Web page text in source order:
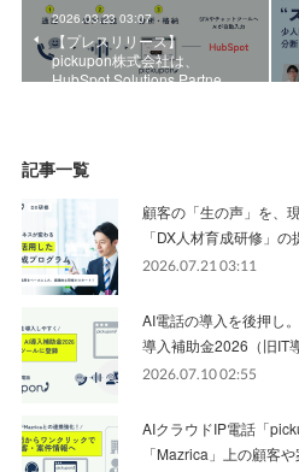
2026.03.23 03:07
【プレスリリース】
pickupon株式会社は、
HubSpot Solutions Partne…
記事一覧
顧客の「生の声」を、
「DX人材育成研修」
2026.07.21 03:11
AI電話の導入を後押し
導入補助金2026（旧IT
2026.07.10 02:55
AIクラウドIP電話「
「Mazrica」上の顧客